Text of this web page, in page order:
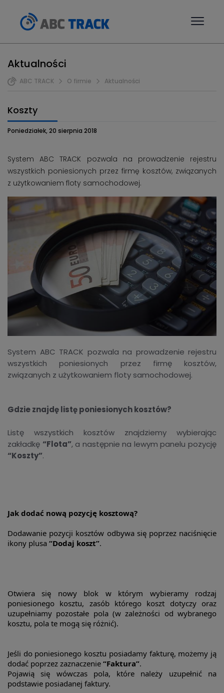
Aktualności
ABC TRACK O firmie Aktualności
Koszty
Poniedziałek, 20 sierpnia 2018
System ABC TRACK pozwala na prowadzenie rejestru
wszystkich poniesionych przez firmę kosztów, związanych
z użytkowaniem floty samochodowej.
System ABC TRACK pozwala na prowadzenie rejestru
wszystkich poniesionych przez firmę kosztów,
związanych z użytkowaniem floty samochodowej.
Gdzie znajdę listę poniesionych kosztów?
Listę wszystkich kosztów znajdziemy wybierając
zakładkę “Flota”, a następnie na lewym panelu pozycję
“Koszty”.
Jak dodać nową pozycję kosztową?
Dodawanie pozycji kosztów odbywa się poprzez naciśnięcie
ikony plusa “Dodaj koszt”.
Otwiera się nowy blok w którym wybieramy rodzaj
poniesionego kosztu, zasób którego koszt dotyczy oraz
uzupełniamy pozostałe pola (w zależności od wybranego
kosztu, pola te mogą się różnić).
Jeśli do poniesionego kosztu posiadamy fakturę, możemy ją
dodać poprzez zaznaczenie “Faktura”.
Pojawią się wówczas pola, które należy uzupełnić na
podstawie posiadanej faktury.